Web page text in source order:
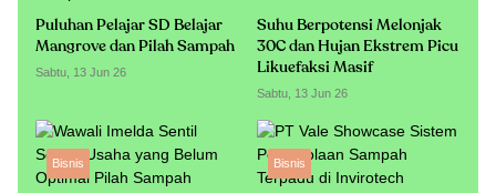
Puluhan Pelajar SD Belajar
Mangrove dan Pilah Sampah
Sabtu, 13 Jun 26
Suhu Berpotensi Melonjak
30C dan Hujan Ekstrem Picu
Likuefaksi Masif
Sabtu, 13 Jun 26
Bisnis Bisnis